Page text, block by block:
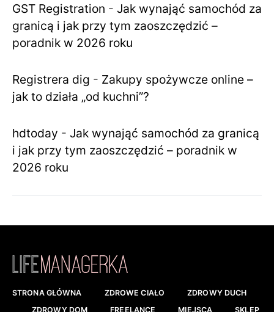
GST Registration - Jak wynająć samochód za
granicą i jak przy tym zaoszczędzić –
poradnik w 2026 roku
Registrera dig - Zakupy spożywcze online –
jak to działa „od kuchni”?
hdtoday - Jak wynająć samochód za granicą
i jak przy tym zaoszczędzić – poradnik w
2026 roku
STRONA GŁÓWNA ZDROWE CIAŁO
ZDROWY DUCH
ZDROWY DOM
FREELANCE MIEJSCA SKLEP